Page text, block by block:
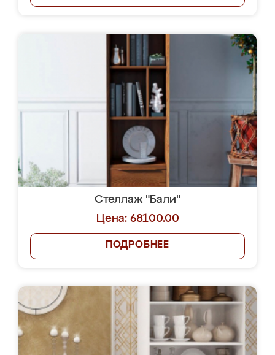
Стеллаж "Бали"
Цена: 68100.00
ПОДРОБНЕЕ